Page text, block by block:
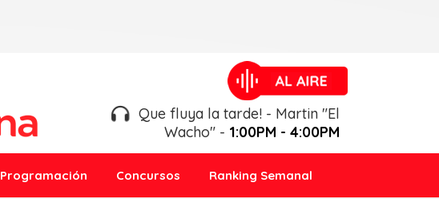
Que fluya la tarde! - Martin "El
Wacho" - 1:00PM - 4:00PM
Programación Concursos Ranking Semanal